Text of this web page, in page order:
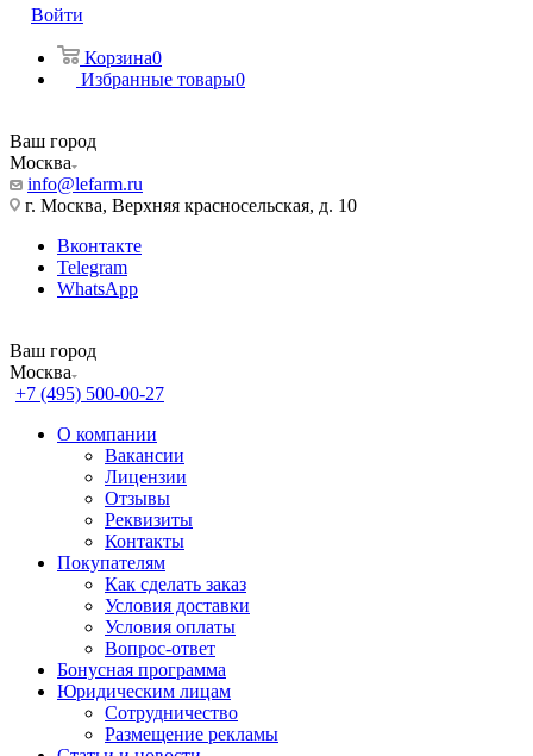
Войти
Корзина0
Избранные товары0
Ваш город
Москва
info@lefarm.ru
г. Москва, Верхняя красносельская, д. 10
Вконтакте
Telegram
WhatsApp
Ваш город
Москва
+7 (495) 500-00-27
О компании
Вакансии
Лицензии
Отзывы
Реквизиты
Контакты
Покупателям
Как сделать заказ
Условия доставки
Условия оплаты
Вопрос-ответ
Бонусная программа
Юридическим лицам
Сотрудничество
Размещение рекламы